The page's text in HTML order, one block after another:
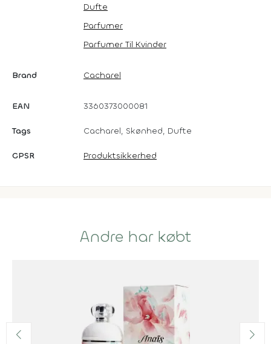
Dufte
Parfumer
Parfumer Til Kvinder
Brand Cacharel
EAN 3360373000081
Tags Cacharel, Skønhed, Dufte
GPSR Produktsikkerhed
Andre har købt